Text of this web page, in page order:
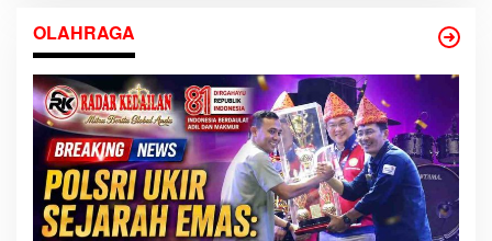
OLAHRAGA